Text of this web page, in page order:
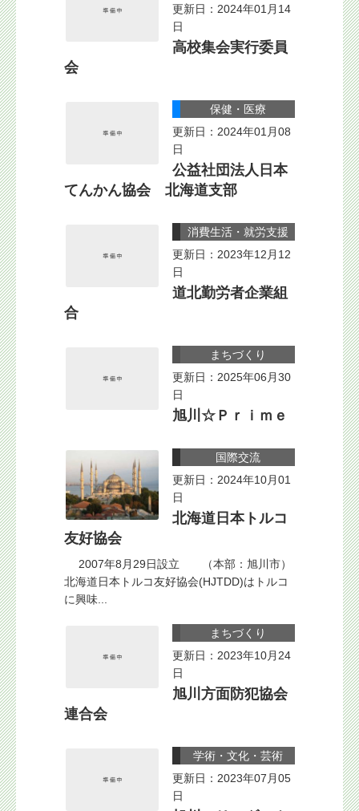
更新日：2024年01月14
日
高校集会実行委員
会
保健・医療
更新日：2024年01月08
日
公益社団法人日本
てんかん協会 北海道支部
消費生活・就労支援
更新日：2023年12月12
日
道北勤労者企業組
合
まちづくり
更新日：2025年06月30
日
旭川☆Ｐｒｉｍｅ
国際交流
更新日：2024年10月01
日
北海道日本トルコ
友好協会
2007年8月29日設立 （本部：旭川市）
北海道日本トルコ友好協会(HJTDD)はトルコ
に興味...
まちづくり
更新日：2023年10月24
日
旭川方面防犯協会
連合会
学術・文化・芸術
更新日：2023年07月05
日